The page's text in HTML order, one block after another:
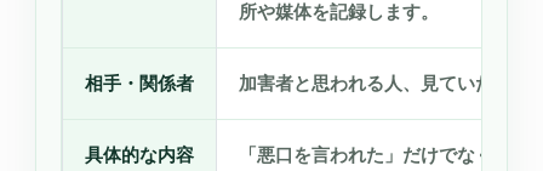
所や媒体を記録します。
相手・関係者 加害者と思われる人、見ていた人、
具体的な内容
「悪口を言われた」だけでなく、